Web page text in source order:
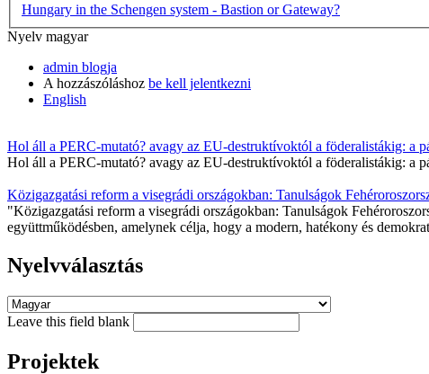
Hungary in the Schengen system - Bastion or Gateway?
Nyelv magyar
admin blogja
A hozzászóláshoz be kell jelentkezni
English
Hol áll a PERC-mutató? avagy az EU-destruktívoktól a föderalistákig: a
Hol áll a PERC-mutató? avagy az EU-destruktívoktól a föderalistákig: a
Közigazgatási reform a visegrádi országokban: Tanulságok
"Közigazgatási reform a visegrádi országokban: Tanulságok
együttműködésben, amelynek célja, hogy a modern, hatékony és
Nyelvválasztás
Leave this field blank
Projektek